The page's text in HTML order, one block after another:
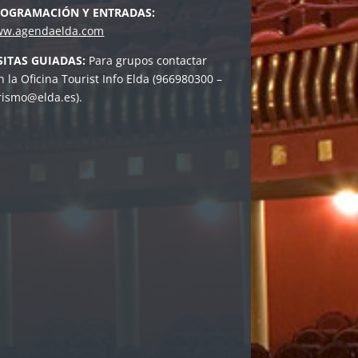
Y ENTRADAS:
GUIADAS: Para grupos contactar
la Oficina Tourist Info Elda (966980300 –